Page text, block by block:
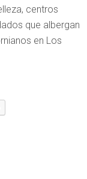
centros
que albergan
en Los